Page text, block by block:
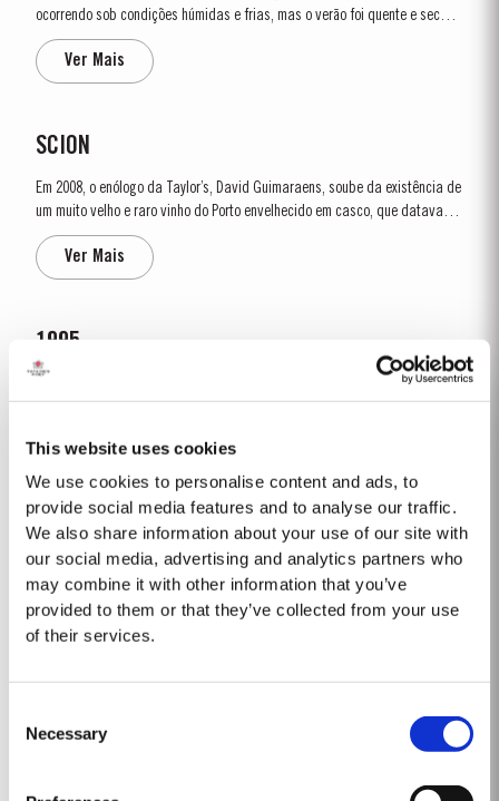
This website uses cookies
We use cookies to personalise content and ads, to
provide social media features and to analyse our traffic.
We also share information about your use of our site with
our social media, advertising and analytics partners who
may combine it with other information that you’ve
provided to them or that they’ve collected from your use
of their services.
Selection
Necessary
ocorrendo sob condições húmidas e frias, mas o verão foi quente e seco. A
vindima começou a 29 de setembro e o tempo, em geral, manteve-se seco.
As condições permaneceram excelentes durante toda a vindima. As...
Ver Mais
SCION
Em 2008, o enólogo da Taylor’s, David Guimaraens, soube da existência de
um muito velho e raro vinho do Porto envelhecido em casco, que datava do
período anterior à chegada da filoxera ao Douro, praga que destruiu a
maior parte das vinhas da região. O vinho, com mais de 150 anos de
idade,...
Ver Mais
1995
O primeiro vinho do Porto Vargellas Vinha Velha produzido. Na colheita de
Este raro vinho representa a quintessência de uma das melhores vinhas
do mundo. Uma atípica primavera quente...
Ver Mais
2012
O inverno que precedeu a vindima de 2012 foi muito mais seco e frio do
que o normal. O abrolhamento ocorreu na terceira semana de março sob
condições muito secas. Em abril e maio ocorreram bons níveis de
2024